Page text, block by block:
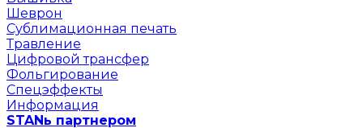
Шеврон
Сублимационная печать
Травление
Цифровой трансфер
Фольгирование
Спецэффекты
Информация
STANь партнером